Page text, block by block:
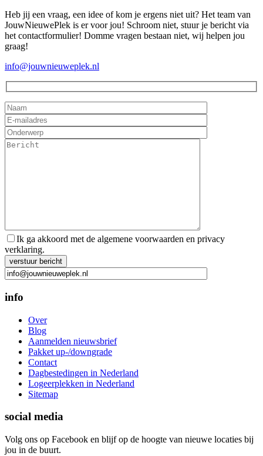
Heb jij een vraag, een idee of kom je ergens niet uit? Het team van
JouwNieuwePlek is er voor jou! Schroom niet, stuur je bericht via
het contactformulier! Domme vragen bestaan niet, wij helpen jou
graag!
info@jouwnieuweplek.nl
Ik ga akkoord met de algemene voorwaarden en privacy
verklaring.
Gelieve dit veld leeg te laten.
info
Over
Blog
Aanmelden nieuwsbrief
Pakket up-/downgrade
Contact
Dagbestedingen in Nederland
Logeerplekken in Nederland
Sitemap
social media
Volg ons op Facebook en blijf op de hoogte van nieuwe locaties bij
jou in de buurt.